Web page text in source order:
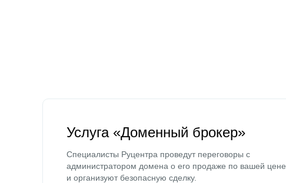
Услуга «Доменный брокер»
Специалисты Руцентра проведут переговоры с
администратором домена о его продаже по вашей цене
и организуют безопасную сделку.